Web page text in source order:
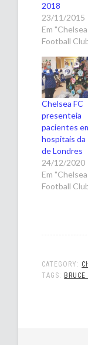
2018
23/11/2015
Em "Chelsea
Football
Chelsea FC
presenteia
pacientes
hospitais da
de Londres
24/12/2020
Em "Chelsea
Football
CATEGORY:
TAGS: